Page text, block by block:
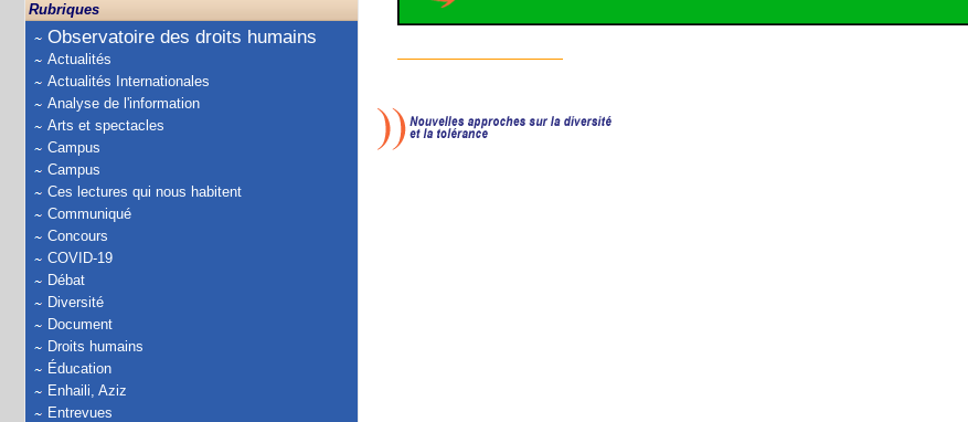
Rubriques
Observatoire des droits humains
Actualités
Actualités Internationales
Analyse de l'information
Arts et spectacles
Campus
Campus
Ces lectures qui nous habitent
Communiqué
Concours
COVID-19
Débat
Diversité
Document
Droits humains
Éducation
Enhaili, Aziz
Entrevues